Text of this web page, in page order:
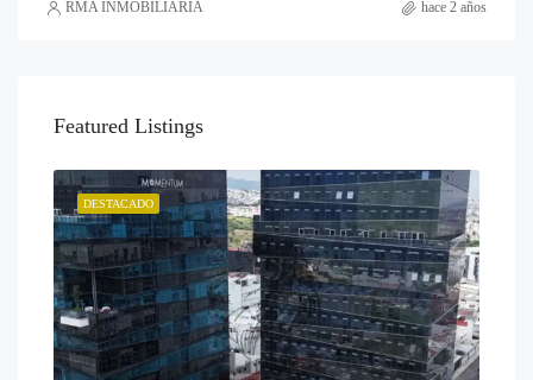
RMA INMOBILIARIA hace 2 años
Featured Listings
DESTACADO